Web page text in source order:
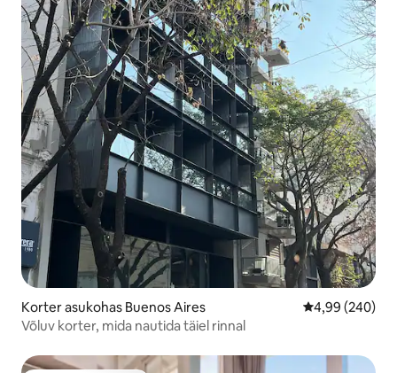
Korter asukohas Buenos Aires Keskmine
4,99 (240)
Võluv korter, mida nautida täiel rinnal